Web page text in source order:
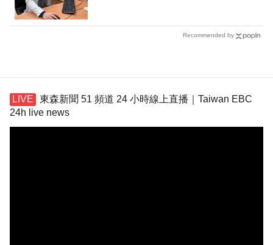
Recommended by
東森新聞 51 頻道 24 小時線上直播｜Taiwan EBC
24h live news